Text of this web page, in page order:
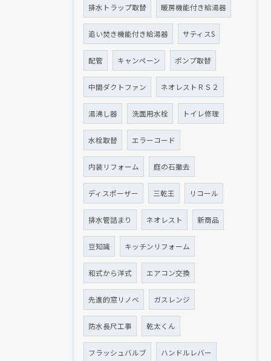
排水トラップ取替 暖房機能付き給湯器
追い焚き機能付き給湯器 サティスS
配管 キャンペーン ポンプ取替
中間ダクトファン ネオレストＲＳ２
湯沸し器 洗面用水栓 トイレ修理
水栓取替 エラーコード
内装リフォーム 庭の石撤去
ディスポーザー 三乾王 リコール
排水管詰まり ネオレスト 新商品
豆知識 キッチンリフォーム
和式から洋式 エアコン交換
先進的窓リノベ ガスレンジ
防水長尺工事 乾太くん
フラッシュバルブ ハンドルレバー